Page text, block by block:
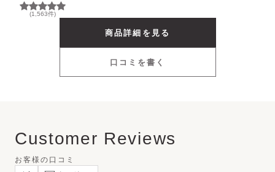
(1,563件)
商品詳細を見る
口コミを書く
Customer Reviews
お客様の口コミ